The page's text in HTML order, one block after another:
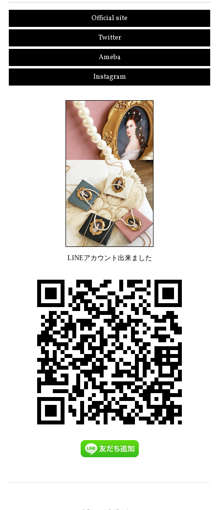
Official site
Twitter
Ameba
Instagram
LINEアカウント出来ました